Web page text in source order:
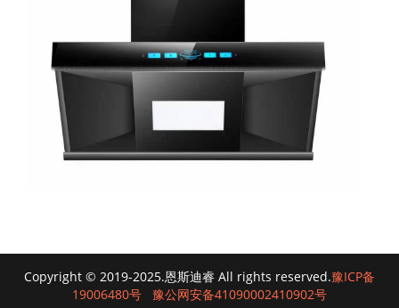
Copyright © 2019-2025.恩斯迪睿 All rights reserved.豫ICP备
19006480号
豫公网安备41090002410902号